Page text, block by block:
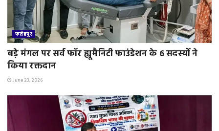
फतेहपुर
बड़े मंगल पर सर्व फॉर ह्यूमैनिटी फाउंडेशन के 6 सदस्यों ने
किया रक्तदान
June 23, 2026